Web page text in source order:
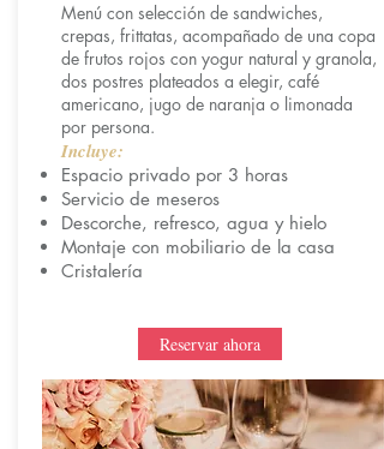
Menú con selección de sandwiches,
crepas, frittatas, acompañado de una copa
de frutos rojos con yogur natural y granola,
dos postres plateados a elegir, café
americano, jugo de naranja o limonada
por persona.
Incluye:
Espacio privado por 3 horas
Servicio de meseros
Descorche, refresco, agua y hielo
Montaje con mobiliario de la casa
Cristalería
Reservar ahora